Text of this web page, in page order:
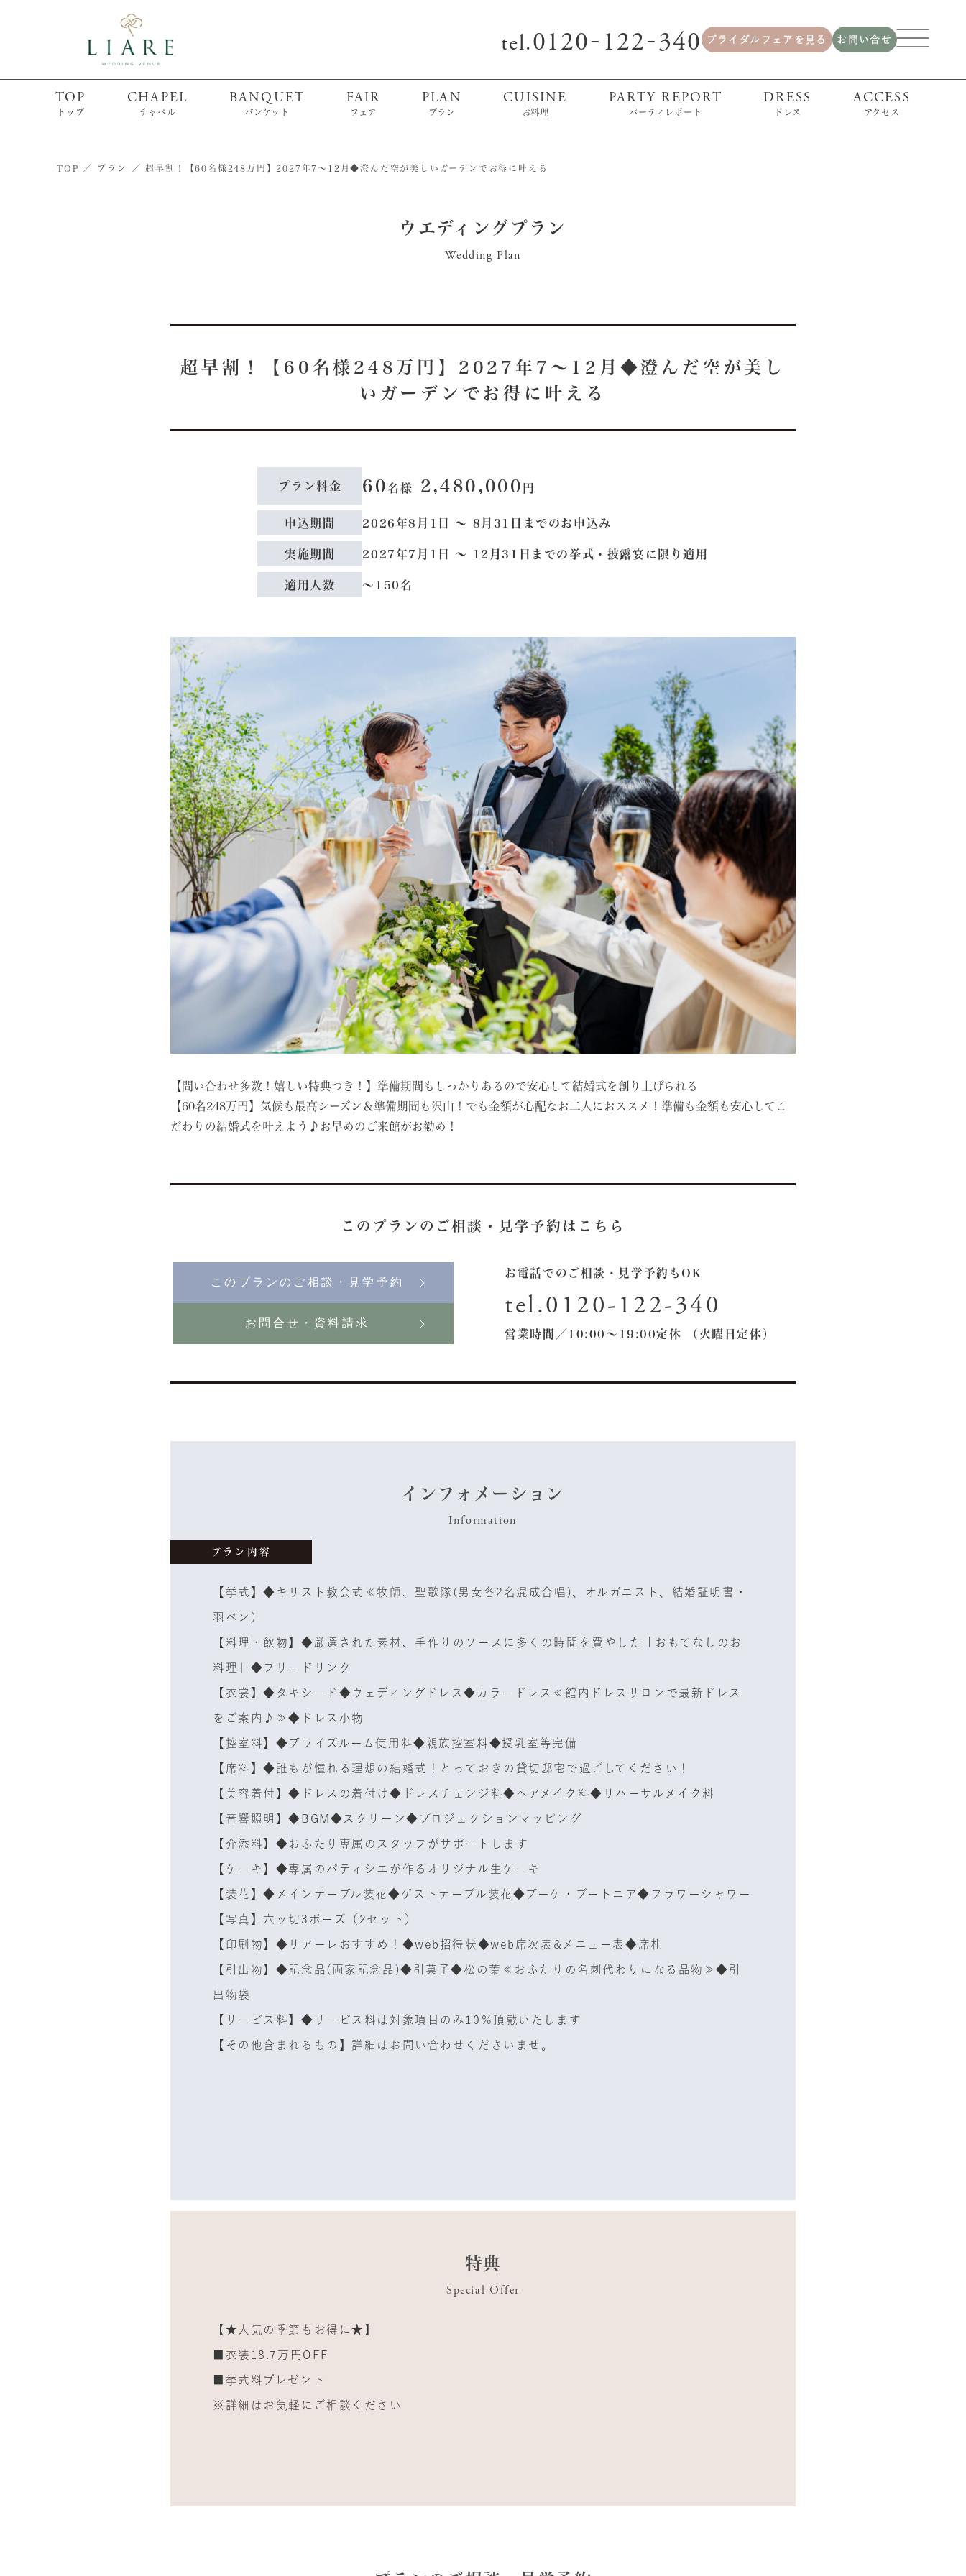
tel.0120- 122-340 ブライダルフェアを見る お問い合せ
TOP
トップ
CHAPEL
チャペル
BANQUET
バンケット
FAIR
フェア
PLAN
プラン
CUISINE
お料理
PARTY REPORT
パーティレポート
DRESS
ドレス
ACCESS
アクセス
TOP プラン 超早割！【60名様248万円】2027年7〜12月◆澄んだ空が美しいガーデンでお得に叶える
ウエディングプラン
Wedding Plan
超早割！【60名様248万円】2027年7〜12月◆澄んだ空が美し
いガーデンでお得に叶える
プラン料金 60名様 2,480,000 円
申込期間 2026年8月1日 ～ 8月31日までのお申込み
実施期間 2027年7月1日 〜 12月31日までの挙式・披露宴に限り適用
適用人数 〜150名
【問い合わせ多数！嬉しい特典つき！】準備期間もしっかりあるので安心して結婚式を創り上げられる
【60名248万円】気候も最高シーズン＆準備期間も沢山！でも金額が心配なお二人におススメ！準備も金額も安心してこ
だわりの結婚式を叶えよう♪お早めのご来館がお勧め！
このプランの ご相談・見学予約はこちら
このプランのご相談・見学予約
お問合せ・資料請求
お電話でのご相談・見学予約もOK
tel.0120-122-340
営業時間／10:00〜19:00定休 （火曜日定休）
インフォメーション
Information
プラン内容
【挙式】◆キリスト教会式≪牧師、聖歌隊(男女各2名混成合唱)、オルガニスト、結婚証明書・
羽ペン）
【料理・飲物】◆厳選された素材、手作りのソースに多くの時間を費やした「おもてなしのお
料理」◆フリードリンク
【衣裳】◆タキシード◆ウェディングドレス◆カラードレス≪館内ドレスサロンで最新ドレス
をご案内♪≫◆ドレス小物
【控室料】◆ブライズルーム使用料◆親族控室料◆授乳室等完備
【席料】◆誰もが憧れる理想の結婚式！とっておきの貸切邸宅で過ごしてください！
【美容着付】◆ドレスの着付け◆ドレスチェンジ料◆ヘアメイク料◆リハーサルメイク料
【音響照明】◆BGM◆スクリーン◆プロジェクションマッピング
【介添料】◆おふたり専属のスタッフがサポートします
【ケーキ】◆専属のパティシエが作るオリジナル生ケーキ
【装花】◆メインテーブル装花◆ゲストテーブル装花◆ブーケ・ブートニア◆フラワーシャワー
【写真】六ッ切3ポーズ（2セット）
【印刷物】◆リアーレおすすめ！◆web招待状◆web席次表&メニュー表◆席札
【引出物】◆記念品(両家記念品)◆引菓子◆松の葉≪おふたりの名刺代わりになる品物≫◆引
出物袋
【サービス料】◆サービス料は対象項目のみ10％頂戴いたします
【その他含まれるもの】詳細はお問い合わせくださいませ。
特典
Special Offer
【★人気の季節もお得に★】
■衣装18.7万円OFF
■挙式料プレゼント
※詳細はお気軽にご相談ください